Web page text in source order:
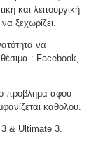
και λειτουργική
ξεχωρίζει.
να
: Facebook,
προβλημα αφου
καθολου.
& Ultimate 3.